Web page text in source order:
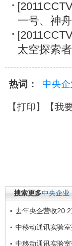
一号、神
太空探索者
热词： 中央
【打印】【我
搜索更多中央企业
去年央企营收
中移动通讯实验
中移动通讯实验